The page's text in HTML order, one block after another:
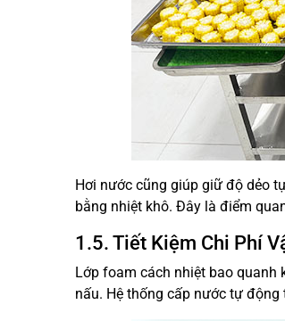
Hơi nước cũng giúp giữ độ dẻo
bằng nhiệt khô. Đây là điểm
1.5. Tiết Kiệm Chi Phí
Lớp foam cách nhiệt bao quanh
nấu. Hệ thống cấp nước tự